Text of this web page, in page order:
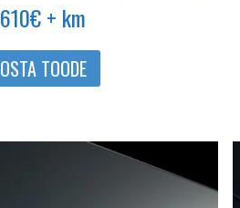
610€+ km
OSTA TOODE